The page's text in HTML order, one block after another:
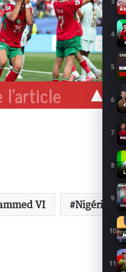
4
5
6
7
8
9
10
11
l'article
VI Nigéria